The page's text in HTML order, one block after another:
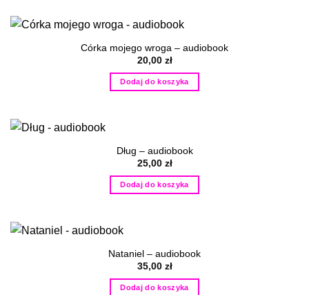
Córka mojego wroga – audiobook
20,00 zł
Dodaj do koszyka
Dług – audiobook
25,00 zł
Dodaj do koszyka
Nataniel – audiobook
35,00 zł
Dodaj do koszyka